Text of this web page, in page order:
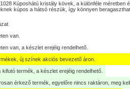
Kúposhátú kristály kövek, a különféle méretben
kúpos a hátsó részük, így könnyen
van.
van, a készlet erejéig rendelhető.
új színek akciós bevezető áron.
kifutó termék, a készlet erejéig rendelhető.
érkező termék, egyelőre nincs raktáron, meg